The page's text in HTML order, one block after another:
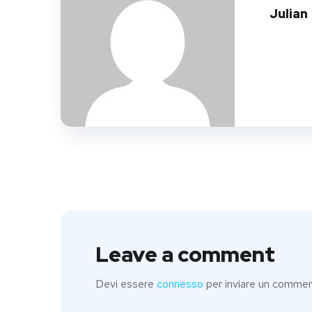
Julian
Leave a comment
Devi essere connesso per inviare un